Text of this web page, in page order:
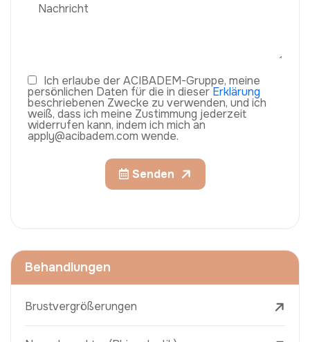
Ich erlaube der ACIBADEM-Gruppe, meine
persönlichen Daten für die in dieser Erklärung
beschriebenen Zwecke zu verwenden, und ich
weiß, dass ich meine Zustimmung jederzeit
widerrufen kann, indem ich mich an
apply@acibadem.com wende.
Senden
Behandlungen
Brustvergrößerungen